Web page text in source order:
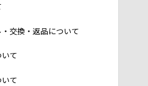
交換・返品について
て
て